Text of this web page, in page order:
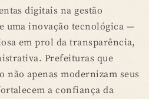
digitais na gestão
uma inovação tecnológica —
em prol da transparência,
Prefeituras que
não apenas modernizam seus
a confiança da